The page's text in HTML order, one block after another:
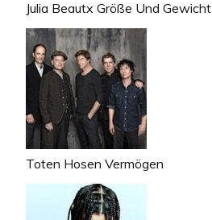
Julia Beautx Größe Und Gewicht
Toten Hosen Vermögen